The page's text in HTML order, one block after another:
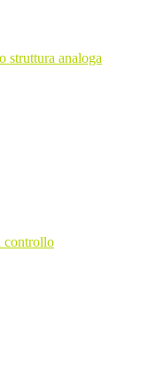
struttura analoga
controllo